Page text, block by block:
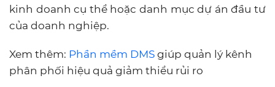
kinh doanh cụ thể hoặc danh mục dự án đầu tư
của doanh nghiệp.
Xem thêm: Phần mềm DMS giúp quản lý kênh
phân phối hiệu quả giảm thiểu rủi ro